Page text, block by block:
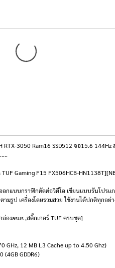
RTX-3050 Ram16 SSD512 จอ15.6
Gaming F15 FX506HCB-
กแบบกราฟิกตัดต่อวิดีโอ เขียนแบบรันโปรแ
ามรูป เครื่องโดยรวมสวย ใช้งานได้ปกติทุกอย่า
องasus ,สติ๊กเกอร์ TUF ครบชุด]
GHz, 12 MB L3 Cache up to 4.50 Ghz)
(4GB GDDR6)